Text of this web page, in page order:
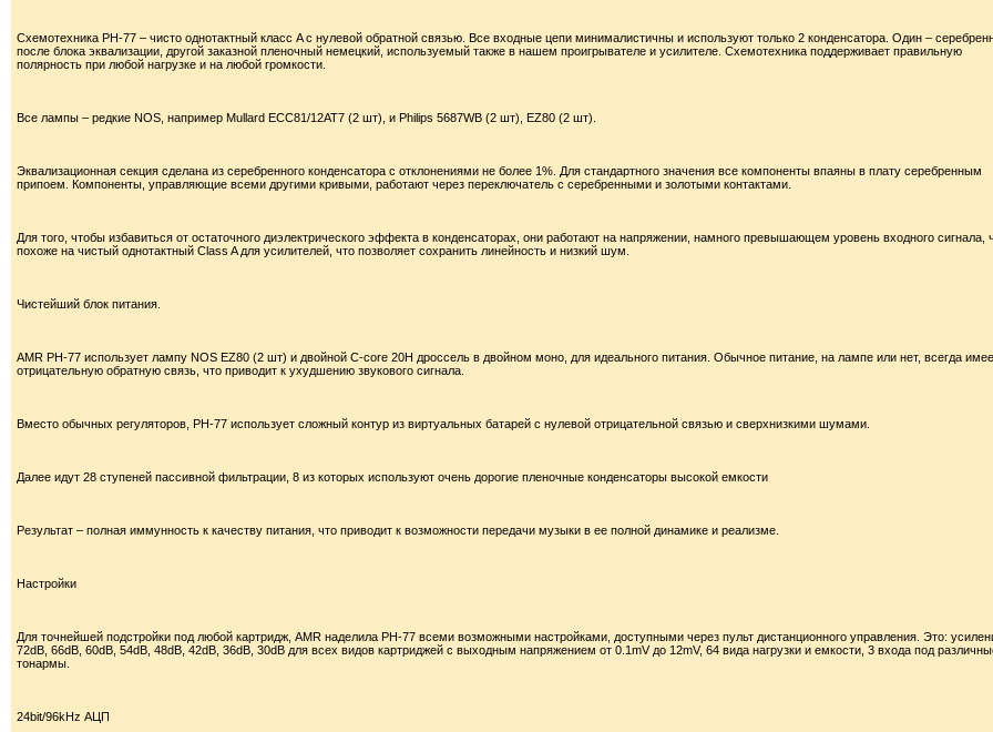
Схемотехника PH-77 – чисто однотактный класс A с нулевой обратной связью. Все входные цепи минималистичны и используют только 2 конденсатора. Один –
после блока эквализации, другой заказной пленочный немецкий, используемый также в нашем проигрывателе и усилителе. Схемотехника поддерживает правильную
полярность при любой нагрузке и на любой громкости.
Все лампы – редкие NOS, например Mullard ECC81/12AT7 (2 шт), и Philips 5687WB (2 шт), EZ80 (2 шт).
Эквализационная секция сделана из серебренного конденсатора с отклонениями не более 1%. Для стандартного значения все компоненты впаяны в плату серебренным
припоем. Компоненты, управляющие всеми другими кривыми, работают через переключатель с серебренными и золотыми контактами.
Для того, чтобы избавиться от остаточного диэлектрического эффекта в конденсаторах, они работают на напряжении, намного превышающем уровень входного сигнала,
похоже на чистый однотактный Class A для усилителей, что позволяет сохранить линейность и низкий шум.
Чистейший блок питания.
AMR PH-77 использует лампу NOS EZ80 (2 шт) и двойной C-core 20H дроссель в двойном моно, для идеального питания. Обычное питание, на лампе или нет, всегда
отрицательную обратную связь, что приводит к ухудшению звукового сигнала.
Вместо обычных регуляторов, PH-77 использует сложный контур из виртуальных батарей с нулевой отрицательной связью и сверхнизкими шумами.
Далее идут 28 ступеней пассивной фильтрации, 8 из которых используют очень дорогие пленочные конденсаторы высокой емкости
Результат – полная иммунность к качеству питания, что приводит к возможности передачи музыки в ее полной динамике и реализме.
Настройки
Для точнейшей подстройки под любой картридж, AMR наделила PH-77 всеми возможными настройками, доступными через пульт дистанционного управления. Это:
72dB, 66dB, 60dB, 54dB, 48dB, 42dB, 36dB, 30dB для всех видов картриджей с выходным напряжением от 0.1mV до 12mV, 64 вида нагрузки и емкости, 3 входа под
тонармы.
24bit/96kHz АЦП